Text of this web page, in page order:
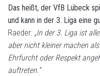
Das heißt, der VfB Lübeck
und kann in der 3. Liga eine
Raeder: „In der 3. Liga ist
aber nicht kleiner machen
Ehrfurcht oder Respekt
auftreten.“